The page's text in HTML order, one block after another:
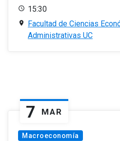
15:30
Facultad de Ciencias
Administrativas UC
7 MAR
Macroeconomía